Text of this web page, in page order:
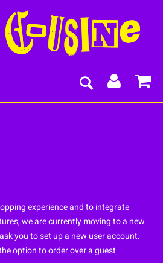
experience and to integrate
we are currently moving to a new
you to set up a new user account.
option to order over a guest